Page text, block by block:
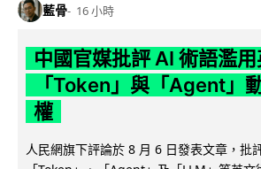
藍骨 16 小時
中國官媒批評 AI 術語濫
「Token」與「Agent」
權
人民網旗下評論於 8 月 6 日發表文章，批